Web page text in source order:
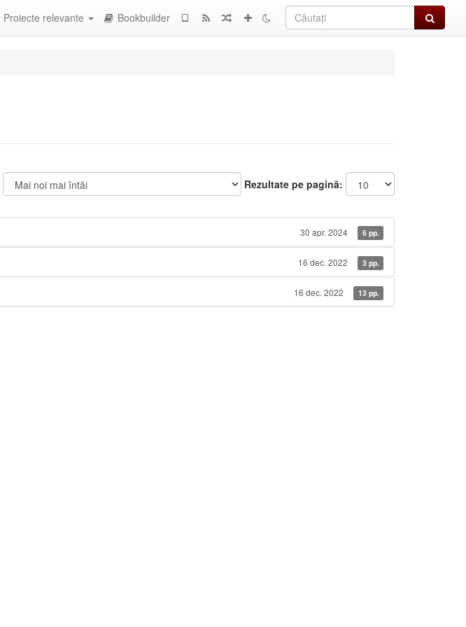
Căutați
Proiecte relevante Bookbuilder
Rezultate pe pagină:
30 apr. 2024 6 pp.
16 dec. 2022 3 pp.
16 dec. 2022 13 pp.